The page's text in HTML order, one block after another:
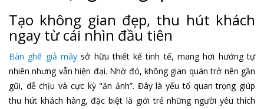
Tạo không gian đẹp, thu hút khách
ngay từ cái nhìn đầu tiên
Bàn ghế giả mâysở hữu thiết kế tinh tế, mang hơi hướng tự
nhiên nhưng vẫn hiện đại. Nhờ đó, không gian quán trở nên gần
gũi, dễ chịu và cực kỳ "ăn ảnh”. Đây là yếu tố quan trọng giúp
thu hút khách hàng, đặc biệt là giới trẻ những người yêu thích